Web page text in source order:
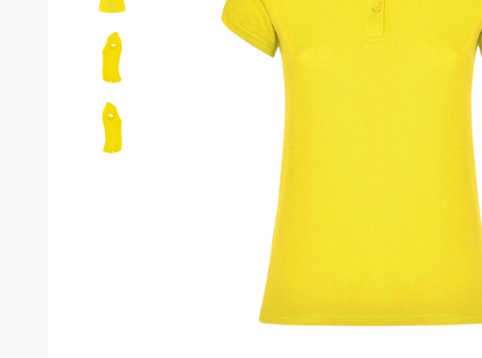
Costume de iarnă
Pantaloni HoReCa și pantaloni medicali
Salopete Outlet
Echipamente de siguranță
Genunchiere
Genți și rucsacuri
Echipamente de uz casnic